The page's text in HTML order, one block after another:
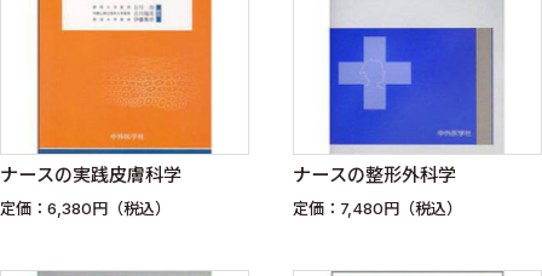
ナースの実践皮膚科学
定価：6,380円（税込）
ナースの整形外科学
定価：7,480円（税込）